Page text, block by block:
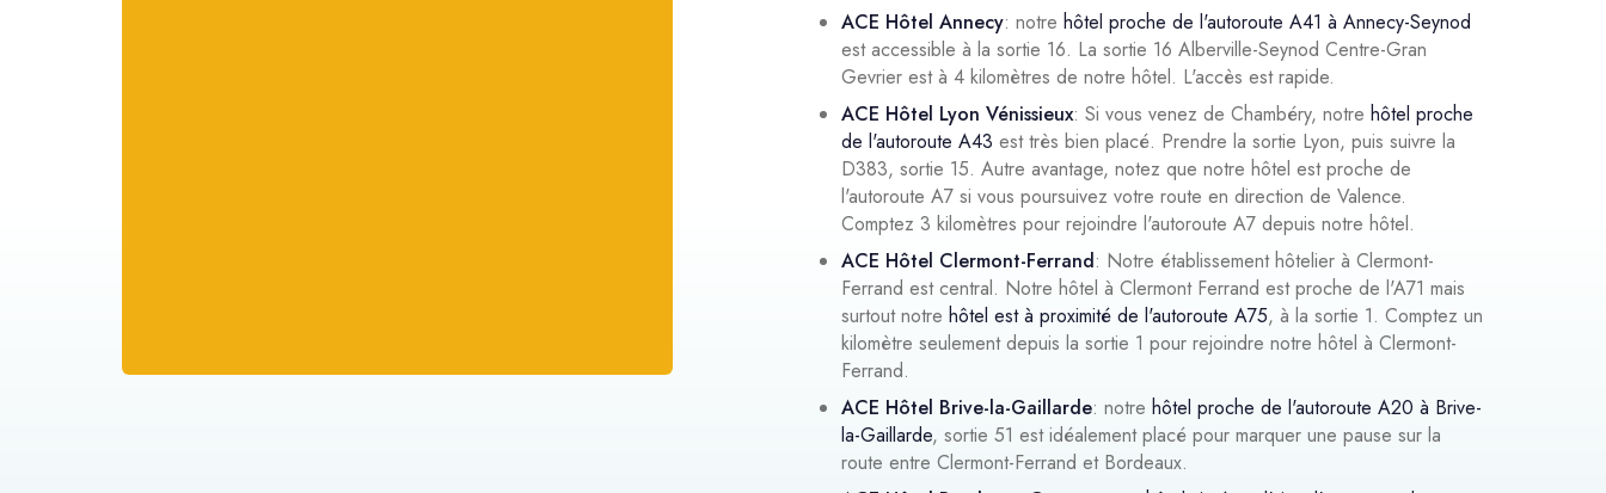
ACE Hôtel Annecy: notre hôtel proche de l'autoroute A41 à Annecy-Seynod
est accessible à la sortie 16. La sortie 16 Alberville-Seynod Centre-Gran
Gevrier est à 4 kilomètres de notre hôtel. L'accès est rapide.
ACE Hôtel Lyon Vénissieux: Si vous venez de Chambéry, notre hôtel proche
de l'autoroute A43 est très bien placé. Prendre la sortie Lyon, puis suivre la
D383, sortie 15. Autre avantage, notez que notre hôtel est proche de
l'autoroute A7 si vous poursuivez votre route en direction de Valence.
Comptez 3 kilomètres pour rejoindre l'autoroute A7 depuis notre hôtel.
ACE Hôtel Clermont-Ferrand: Notre établissement hôtelier à Clermont-
Ferrand est central. Notre hôtel à Clermont Ferrand est proche de l'A71 mais
surtout notre hôtel est à proximité de l'autoroute A75, à la sortie 1. Comptez un
kilomètre seulement depuis la sortie 1 pour rejoindre notre hôtel à Clermont-
Ferrand.
ACE Hôtel Brive-la-Gaillarde: notre hôtel proche de l'autoroute A20 à Brive-
la-Gaillarde, sortie 51 est idéalement placé pour marquer une pause sur la
route entre Clermont-Ferrand et Bordeaux.